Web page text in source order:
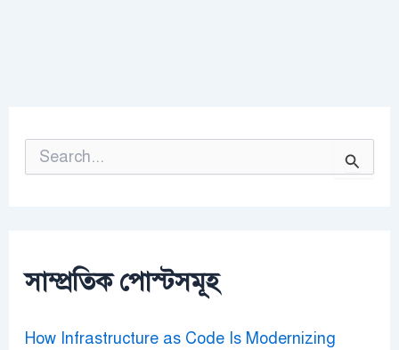
o
r
সাম্প্রতিক পোস্টসমূহ
How Infrastructure as Code Is Modernizing